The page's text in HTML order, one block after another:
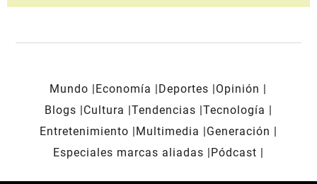
Mundo Economía Deportes
Opinión
Blogs
Cultura Tendencias Tecnología
Entretenimiento
Multimedia
Generación
Especiales marcas aliadas
Pódcast